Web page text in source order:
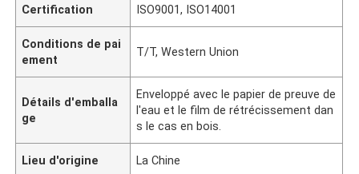
Certification ISO9001, ISO14001
Conditions de pai
ement
T/T, Western Union
Détails d'emballa
ge
Enveloppé avec le papier de preuve de
l'eau et le film de rétrécissement dan
s le cas en bois.
Lieu d'origine La Chine